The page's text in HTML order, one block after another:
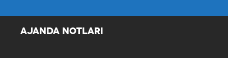
AJANDA NOTLARI